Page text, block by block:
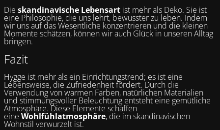
Die skandinavische Lebensart ist mehr als Deko. Sie ist
eine Philosophie, die uns lehrt, bewusster zu leben. Indem
wir uns auf das Wesentliche konzentrieren und die kleinen
Momente schätzen, können wir auch Glück in unseren Alltag
bringen.
Fazit
Hygge ist mehr als ein Einrichtungstrend; es ist eine
Lebensweise, die Zufriedenheit fördert. Durch die
Verwendung von warmen Farben, natürlichen Materialien
und stimmungsvoller Beleuchtung entsteht eine gemütliche
Atmosphäre. Diese Elemente schaffen
eine Wohlfühlatmosphäre, die im skandinavischen
Wohnstil verwurzelt ist.